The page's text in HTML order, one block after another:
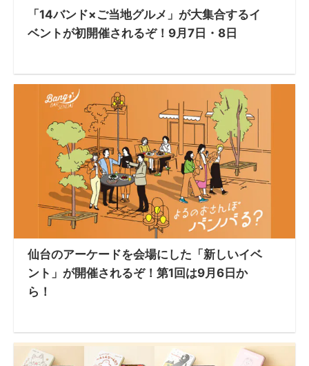
「14バンド×ご当地グルメ」が大集合するイ
ベントが初開催されるぞ！9月7日・8日
仙台のアーケードを会場にした「新しいイベ
ント」が開催されるぞ！第1回は9月6日か
ら！